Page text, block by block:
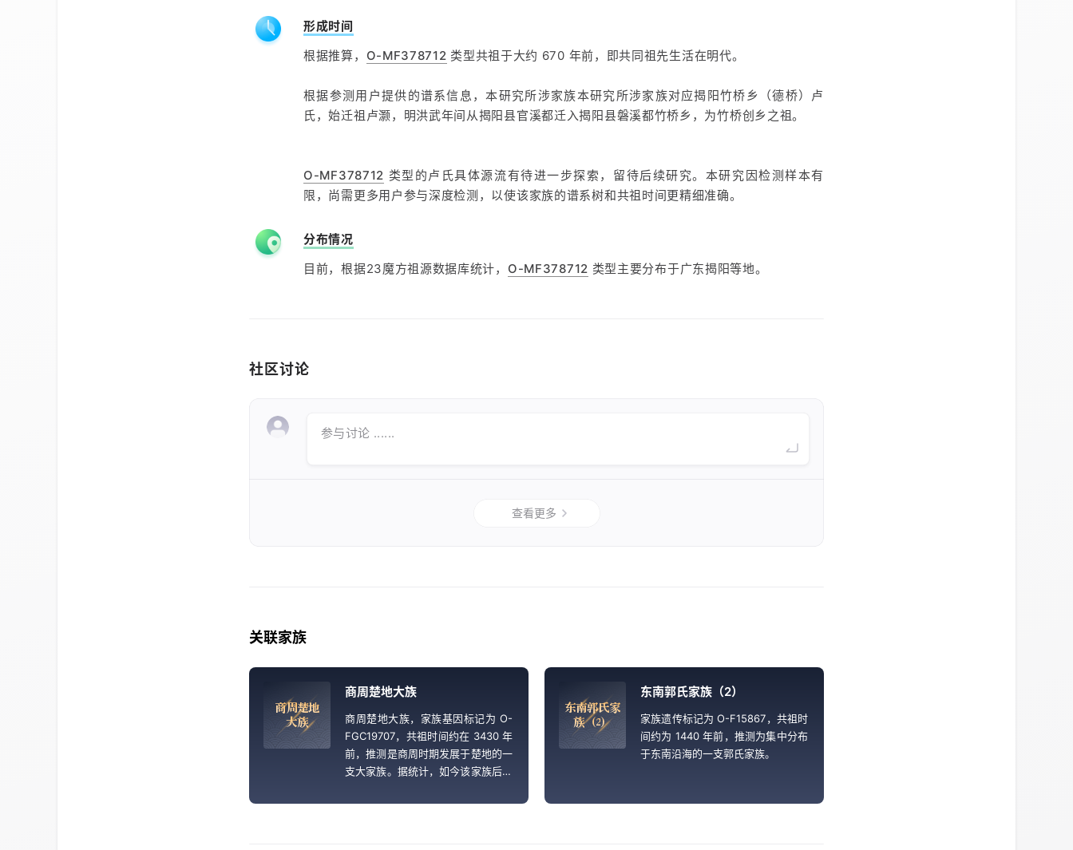
形成时间
根据推算， O-MF378712 类型共祖于大约 670 年前，即共同祖先生活在明代。
根据参测用户提供的谱系信息，本研究所涉家族本研究所涉家族对应揭阳竹桥乡（德桥）卢
氏，始迁祖卢灏，明洪武年间从揭阳县官溪都迁入揭阳县磐溪都竹桥乡，为竹桥创乡之祖。
O-MF378712 类型的卢氏具体源流有待进一步探索，留待后续研究。本研究因检测样本有
限，尚需更多用户参与深度检测，以使该家族的谱系树和共祖时间更精细准确。
分布情况
目前，根据23魔方祖源数据库统计， O-MF378712 类型主要分布于广东揭阳等地。
社区讨论
参与讨论 ......
查看更多
关联家族
商周楚地
大族
商周楚地大族
商周楚地大族，家族基因标记为 O-
FGC19707，共祖时间约在 3430 年
前，推测是商周时期发展于楚地的一
支大家族。据统计，如今该家族后裔
国男性人口的 0.87%。
东南郭氏家
族（2）
东南郭氏家族（2）
家族遗传标记为 O-F15867，共祖时
间约为 1440 年前，推测为集中分布
于东南沿海的一支郭氏家族。